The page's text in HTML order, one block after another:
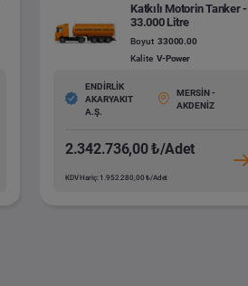
Katkılı Motorin Tanker -
33.000 Litre
Boyut 33000.00
Kalite V-Power
ENDİRLİK
AKARYAKIT
A.Ş.
MERSİN -
AKDENİZ
2.342.736,00 ₺/Adet
KDV Hariç: 1.952.280,00 ₺/Adet